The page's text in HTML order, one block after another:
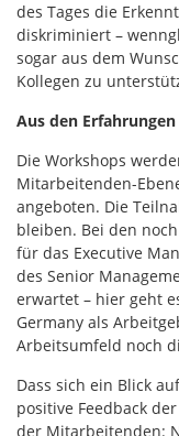
des Tages die
diskriminiert –
sogar aus dem
Kollegen zu
Aus den
Die Workshops
Mitarbeitenden-
angeboten. Die
bleiben. Bei den
für das Executive
des Senior
erwartet – hier geht
Germany als
Arbeitsumfeld noch
Dass sich ein Blick
positive Feedback
der Mitarbeitenden: